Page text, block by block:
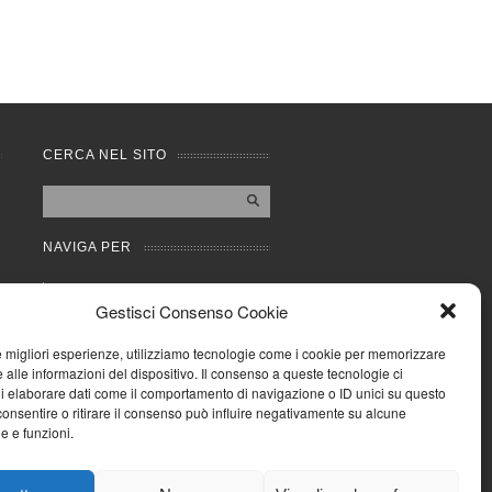
Gestisci Consenso Cookie
migliori esperienze, utilizziamo tecnologie come i cookie per memorizzare
alle informazioni del dispositivo. Il consenso a queste tecnologie ci
elaborare dati come il comportamento di navigazione o ID unici su questo
o ritirare il consenso può influire negativamente su alcune
e funzioni.
CERCA NEL SITO
NAVIGA PER
Mappa completa
Mappa categorie
Privacy Policy
Forum
Iscriviti alla Community
AziendaCondominio